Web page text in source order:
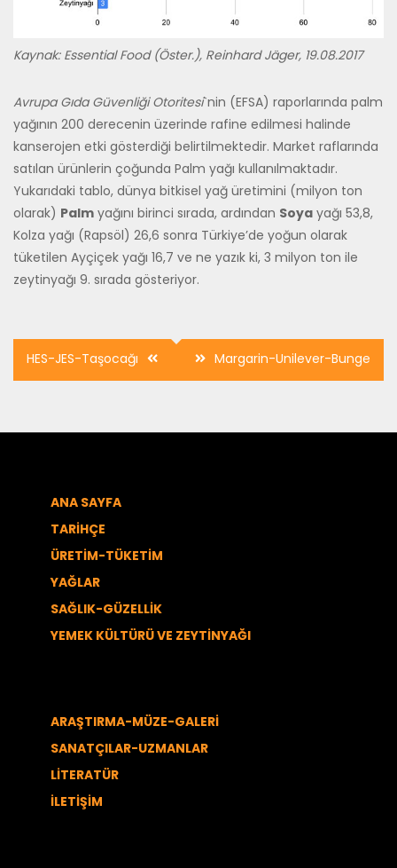
Kaynak: Essential Food (Öster.), Reinhard Jäger, 19.08.2017
Avrupa Gıda Güvenliği Otoritesi`nin (EFSA) raporlarında palm
yağının 200 derecenin üzerinde rafine edilmesi halinde
kanserojen etki gösterdiği belirtilmektedir. Market raflarında
satılan ürünlerin çoğunda Palm yağı kullanılmaktadır.
Yukarıdaki tablo, dünya bitkisel yağ üretimini (milyon ton
olarak) Palm yağını birinci sırada, ardından Soya yağı 53,8,
Kolza yağı (Rapsöl) 26,6 sonra Türkiye’de yoğun olarak
tüketilen Ayçiçek yağı 16,7 ve ne yazık ki, 3 milyon ton ile
zeytinyağı 9. sırada gösteriyor.
Yazı
dolaşımı
HES-JES-Taşocağı Margarin-Unilever-Bunge
ANA SAYFA
TARİHÇE
ÜRETİM-TÜKETİM
YAĞLAR
SAĞLIK-GÜZELLİK
YEMEK KÜLTÜRÜ VE ZEYTİNYAĞI
ARAŞTIRMA-MÜZE-GALERİ
SANATÇILAR-UZMANLAR
LİTERATÜR
İLETİŞİM